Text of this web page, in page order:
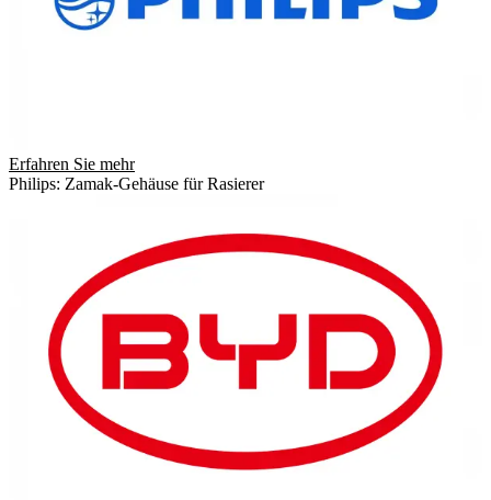
Erfahren Sie mehr
Philips: Zamak-Gehäuse für Rasierer